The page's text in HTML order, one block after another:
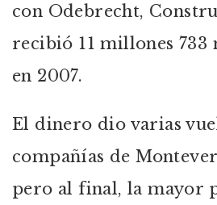
con Odebrecht,
recibió 11 millones 733
en 2007.
El dinero dio varias
compañías de
pero al final, la mayor